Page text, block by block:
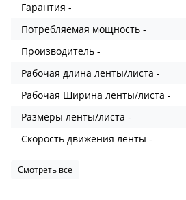
Гарантия -
Потребляемая мощность -
Производитель -
Рабочая длина ленты/листа -
Рабочая Ширина ленты/листа -
Размеры ленты/листа -
Скорость движения ленты -
Смотреть все